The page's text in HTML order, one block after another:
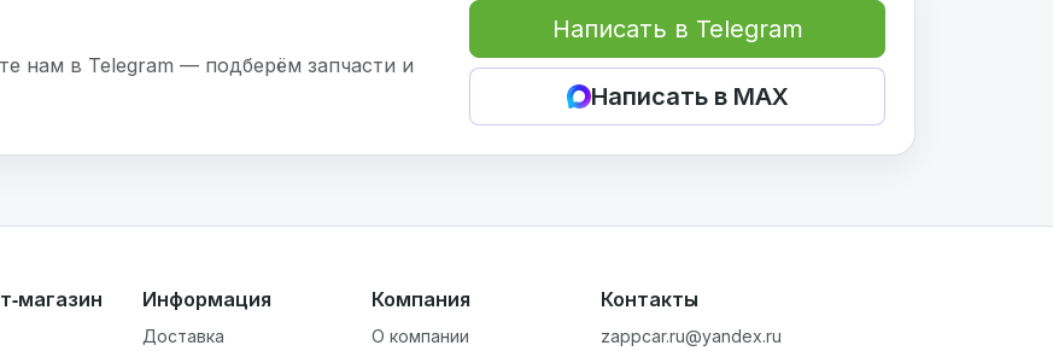
нам в Telegram — подберём запчасти и
Написать в Telegram
Написать в MAX
Информация
Доставка
Компания
О компании
Контакты
zappcar.ru@yandex.ru